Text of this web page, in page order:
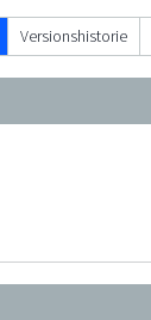
Versionshistorie